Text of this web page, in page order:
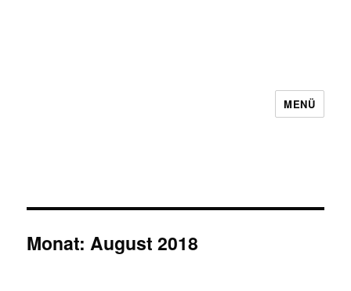
MENÜ
Monat:August 2018